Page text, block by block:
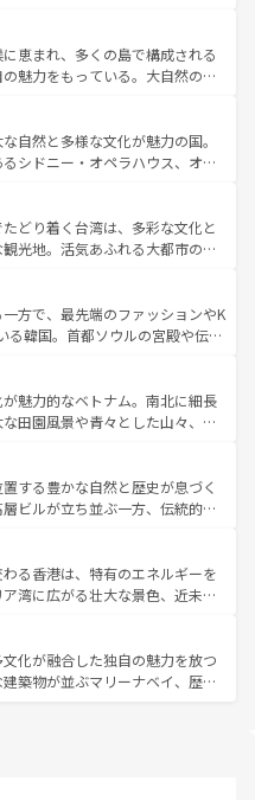
むこともできる。 なお、新
ツ一覧 を参照してほしい。
、ショッピング、エンターテイ
なスポットだ。一方、アメリカ
グランドキャニオンやイエロー
、音楽と美食が融合した独特の
リカの各地域で異なる魅力を楽
豊かな歴史を感じることができ
新着のアメリカ
参照してほしい。
恵まれ、多くの島で構成される
魅力をもっている。大自然の神
、定番の観光地といえばオアフ
るならマウイ島やカウアイ島が
ーンに輝く海をはじめ、豊かな
る人々を迎えてくれるハワイの
ードやハワイアンミュージッ
ど、すべてがハワイの魅力を彩
のハワイ情報
してほしい。
自然と多様な文化が魅力の国。
シドニー・オペラハウス、オー
そびえるウルル（エアーズロッ
原生林やケアンズの熱帯雨林な
また、カフェやワイン、オージ
実しており、サーフィンやダイ
アウトドア好きにはたまらな
な魅力を存分に味わいつくそ
どり着く台湾は、多彩な文化と
光地。活気あふれる大都市の台
ある台湾東部など、都市の喧騒
おり、訪れる人に新しい発見と
また、奥深い台湾の食文化も魅
ツなど、バラエティ豊かな料理
、新着の台湾情報は コンテンツ一覧を参
方で、最先端のファッションやK
る韓国。首都ソウルの宮殿や伝統
季折々の自然美を楽しむことが
焼肉、絶品のストリートフード
が待っている。夜には、韓国な
国の多彩な魅力を心ゆくまで味
てほしい。 なお、新着の韓国情報はコンテンツ一
魅力的なベトナム。南北に細長
田園風景や青々とした山々、世
づく。ハノイの古い町並みやホ
時代の建物も、独特の雰囲気を
ラエティの豊かさとおいしさで
、ベトナムコーヒーなどは、ぜ
地域を訪れてもあたたかい人々
で、きっと忘れられない旅にな
する豊かな自然と歴史が息づく
ビルが立ち並ぶ一方、伝統的な
部ではチェンマイなどの山岳地
ではプーケットやクラビの美し
楽しむことができる。タイ料理
で、どの季節にも異なる楽しみ
いタイの人々、仏教を中心とし
資源が、訪れる旅人を魅了し続
る香港は、特有のエネルギーを
湾に広がる壮大な景色、近未来
るはず。観光スポットが密集し
を回れるのも魅力。息をのむよ
まで、香港を存分に楽しみ尽く
化が融合した独自の魅力を放つ
築物が並ぶマリーナベイ、歴史